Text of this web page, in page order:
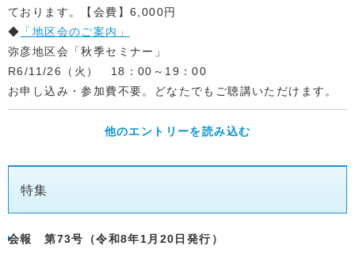
ております。【会費】6,000円
◆ 「地区会のご案内」
弥彦地区会「秋季セミナー」
R6/11/26（火） 18：00～19：00
お申し込み・参加費不要。どなたでもご聴講いただけます。
他のエントリーを読み込む
特集
会報 第73号（令和8年1月20日発行）